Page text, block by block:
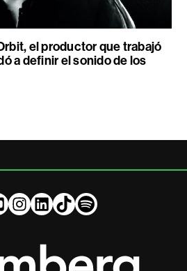
el productor que trabajó
a definir el sonido de los